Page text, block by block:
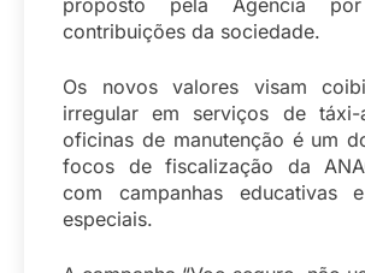
contribuições da sociedade.
Os novos valores visam
irregular em serviços de
oficinas de manutenção é um
focos de fiscalização da
com campanhas educativas
especiais.